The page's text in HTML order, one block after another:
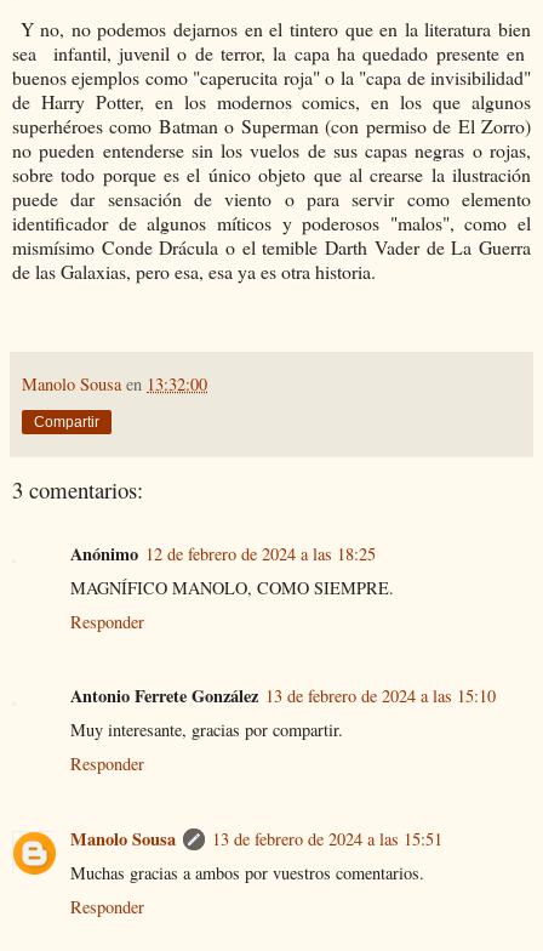
Y no, no podemos dejarnos en el tintero que en la literatura bien
sea infantil, juvenil o de terror, la capa ha quedado presente en
buenos ejemplos como "caperucita roja" o la "capa de invisibilidad"
de Harry Potter, en los modernos comics, en los que algunos
superhéroes como Batman o Superman (con permiso de El Zorro)
no pueden entenderse sin los vuelos de sus capas negras o rojas,
sobre todo porque es el único objeto que al crearse la ilustración
puede dar sensación de viento o para servir como elemento
identificador de algunos míticos y poderosos "malos", como el
mismísimo Conde Drácula o el temible Darth Vader de La Guerra
de las Galaxias, pero esa, esa ya es otra historia.
Manolo Sousa en 13:32:00
Compartir
3 comentarios:
Anónimo 12 de febrero de 2024 a las 18:25
MAGNÍFICO MANOLO, COMO SIEMPRE.
Responder
Antonio Ferrete González 13 de febrero de 2024 a las 15:10
Muy interesante, gracias por compartir.
Responder
Manolo Sousa
13 de febrero de 2024 a las 15:51
Muchas gracias a ambos por vuestros comentarios.
Responder